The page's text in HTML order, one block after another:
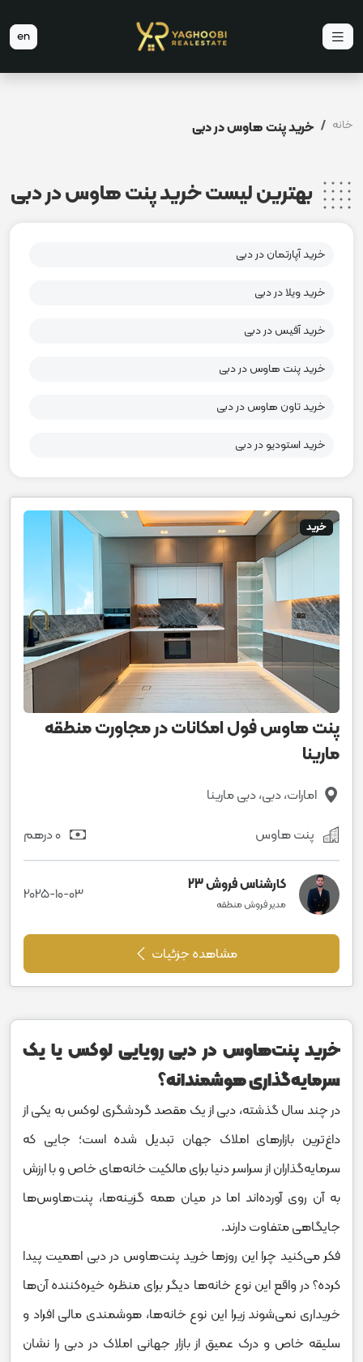
en
خانه خرید پنت هاوس در دبی
بهترین لیست خرید پنت هاوس در دبی
خرید آپارتمان در دبی
خرید ویلا در دبی
خرید آفیس در دبی
خرید پنت هاوس در دبی
خرید تاون هاوس در دبی
خرید استودیو در دبی
خرید
پنت هاوس فول امکانات در مجاورت منطقه
مارینا
امارات، دبی، دبی مارینا
پنت هاوس
کارشناس فروش 23
مدیر فروش منطقه
2025-10-03
مشاهده جزئیات
خرید پنت‌هاوس در دبی رویایی لوکس یا یک
سرمایه‌گذاری هوشمندانه؟
در چند سال گذشته، دبی از یک مقصد گردشگری لوکس به یکی از
داغ‌ترین بازارهای املاک جهان تبدیل شده است؛ جایی که
سرمایه‌گذاران از سراسر دنیا برای مالکیت خانه‌های خاص و با ارزش
به آن روی آورده‌اند اما در میان همه‌ گزینه‌ها، پنت‌هاوس‌ها
جایگاهی متفاوت دارند.
فکر می‌کنید چرا این روزها خرید پنت‌هاوس در دبی اهمیت پیدا
کرده؟ در واقع این نوع خانه‌ها دیگر برای منظره خیره‌کننده آن‌ها
خریداری نمی‌شوند زیرا این نوع خانه‌ها، هوشمندی مالی افراد و
سلیقه‌ خاص و درک عمیق از بازار جهانی املاک در دبی را نشان